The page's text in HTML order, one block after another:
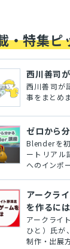
・特集ピ
西川善司
西川善司が
事をまとめ
ゼロから
Blenderを
ートリアル
へのインポ
アークラ
を作るに
アークライ
ひと）氏が
制作・出展